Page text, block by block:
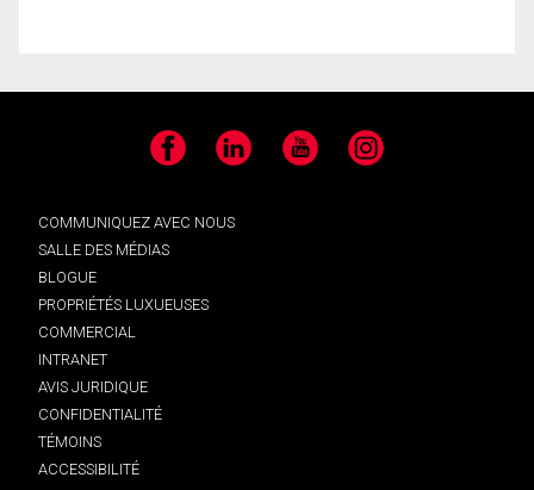
Facebook LinkedIn YouTube Instagram
COMMUNIQUEZ AVEC NOUS
SALLE DES MÉDIAS
BLOGUE
PROPRIÉTÉS LUXUEUSES
COMMERCIAL
INTRANET
AVIS JURIDIQUE
CONFIDENTIALITÉ
TÉMOINS
ACCESSIBILITÉ